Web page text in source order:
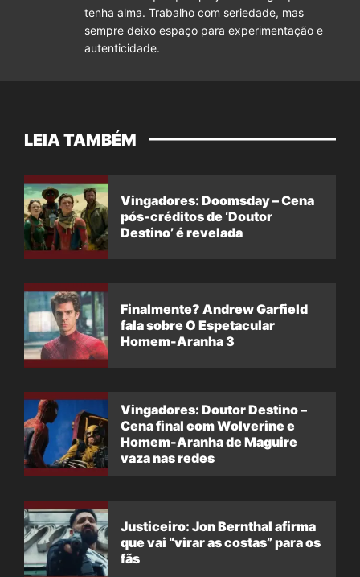
tenha alma. Trabalho com seriedade, mas
sempre deixo espaço para experimentação e
autenticidade.
LEIA TAMBÉM
Vingadores: Doomsday – Cena
pós-créditos de ‘Doutor
Destino’ é revelada
Finalmente? Andrew Garfield
fala sobre O Espetacular
Homem-Aranha 3
Vingadores: Doutor Destino –
Cena final com Wolverine e
Homem-Aranha de Maguire
vaza nas redes
Justiceiro: Jon Bernthal afirma
que vai “virar as costas” para os
fãs